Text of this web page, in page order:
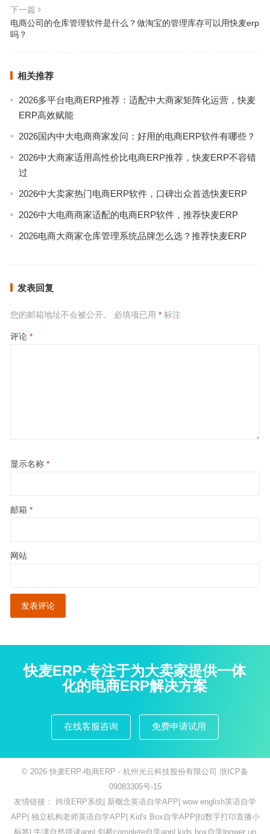
下一篇
电商公司的仓库管理软件是什么？做淘宝的管理库存可以用快麦erp
吗？
相关推荐
2026多平台电商ERP推荐：适配中大商家矩阵化运营，快麦
ERP高效赋能
2026国内中大电商商家发问：好用的电商ERP软件有哪些？
2026中大商家适用高性价比电商ERP推荐，快麦ERP不容错
过
2026中大卖家热门电商ERP软件，口碑出众首选快麦ERP
2026中大电商商家适配的电商ERP软件，推荐快麦ERP
2026电商大商家仓库管理系统品牌怎么选？推荐快麦ERP
发表回复
您的邮箱地址不会被公开。 必填项已用 *标注
评论 *
显示名称 *
邮箱 *
网站
快麦ERP-专注于为大卖家提供一体
化的电商ERP解决方案
在线客服咨询 免费申请试用
© 2026 快麦ERP-电商ERP - 杭州光云科技股份有限公司 浙ICP备
09083305号-15
友情链接： 跨境ERP系统| 新概念英语自学APP| wow english英语自学
APP| 独立机构老师英语自学APP| Kid's Box自学APP|扣数字打印直播小
标签| 牛津自然拼读app| 剑桥complete自学app| kids box自学|power up